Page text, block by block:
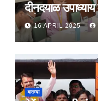
दीनदयाळ
महोत्सव, 22-25
16 APRIL 2025
बातम्या